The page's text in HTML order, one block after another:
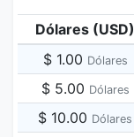
Dólares (USD)
$ 1.00 Dólares
$ 5.00 Dólares
$ 10.00 Dólares